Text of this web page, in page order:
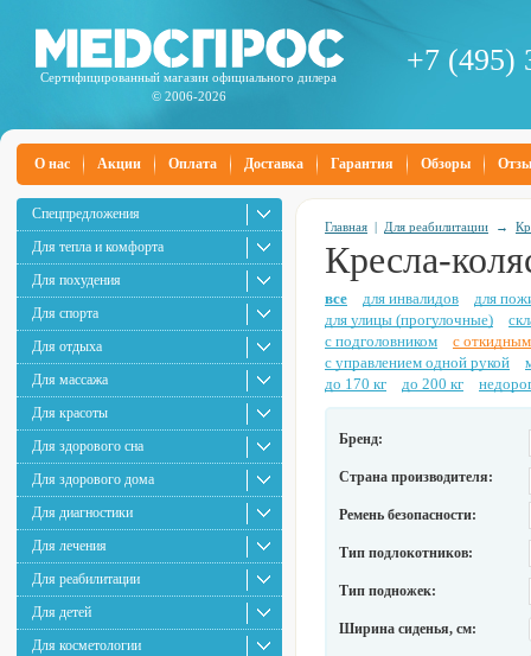
Сертифицированный магазин официального дилера
© 2006-2026
+7 (495)
О нас Акции Оплата Доставка Гарантия Обзоры
Спецпредложения
Для тепла и комфорта
Для похудения
Для спорта
Для отдыха
Для массажа
Для красоты
Для здорового сна
Для здорового дома
Для диагностики
Для лечения
Для реабилитации
Для детей
Для косметологии
Главная | Для реабилитации →
Кресла-
все для инвалидов
для
для улицы (прогулочные)
с подголовником
с
с управлением одной рукой
до 170 кг
до 200 кг
Бренд:
Страна производителя:
Ремень безопасности:
Тип подлокотников:
Тип подножек:
Ширина сиденья, см: